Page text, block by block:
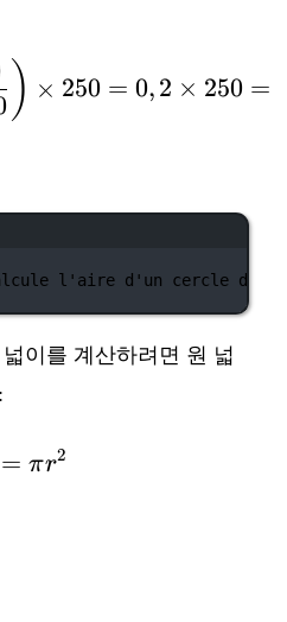
20\% \times 250 =
) × 250 = 0,2 × 250 =
l'aire d'un cercle de
이를 계산하려면 원 넓
A = \pi r^2
= πr2